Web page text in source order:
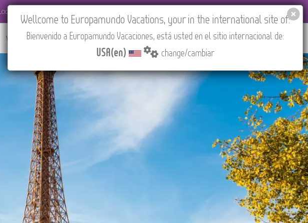
WHERE TO BUY FEATURED ABOUT US CONTACT Find your Tour
Wellcome to Europamundo Vacations, your in the international site of:
Bienvenido a Europamundo Vacaciones, está usted en el sitio internacional de:
USA(en) change/cambiar